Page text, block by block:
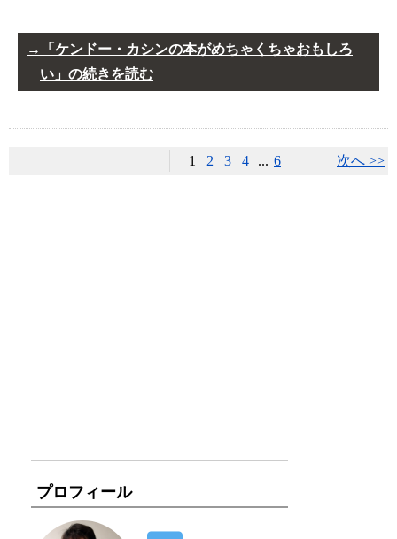
「ケンドー・カシンの本がめちゃくちゃおもしろ
い」の続きを読む
次へ >>
1 2 3 4 ... 6
プロフィール